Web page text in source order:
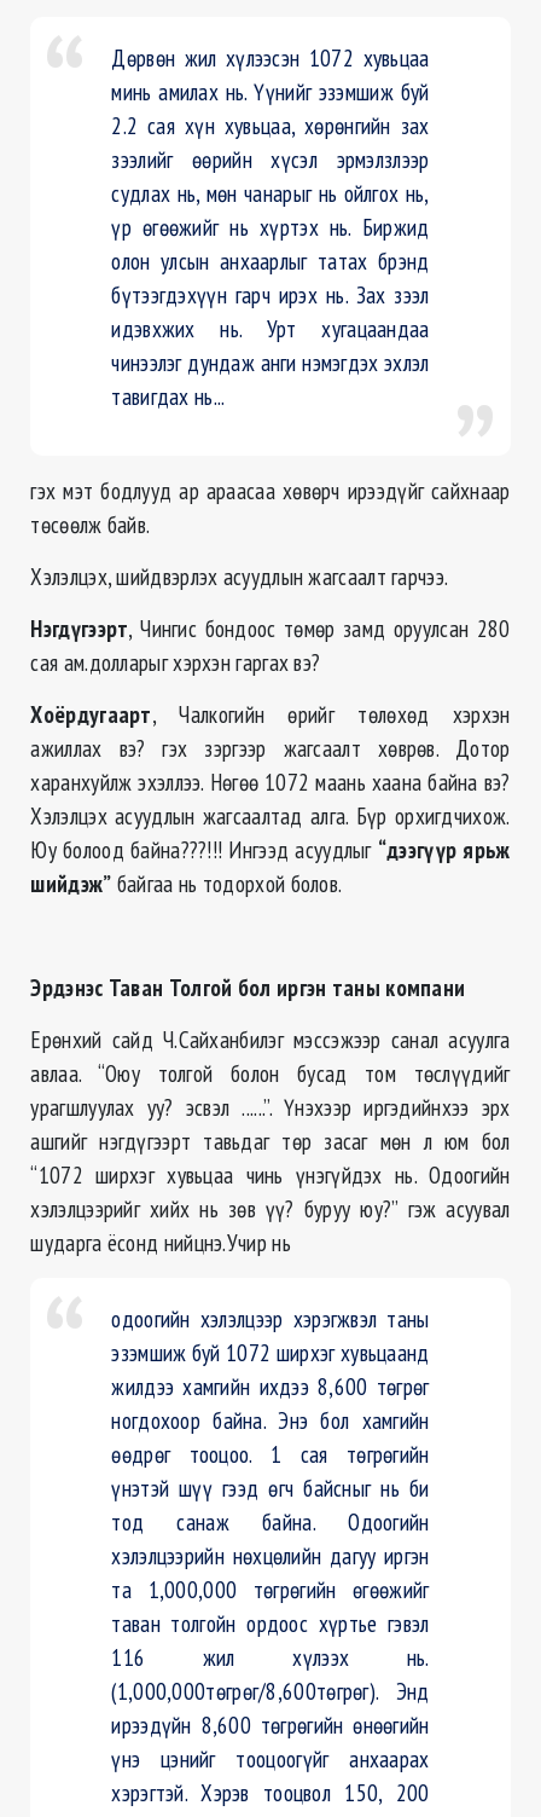
Дөрвөн жил хүлээсэн 1072 хувьцаа
минь амилах нь. Үүнийг эзэмшиж буй
2.2 сая хүн хувьцаа, хөрөнгийн зах
зээлийг өөрийн хүсэл эрмэлзлээр
судлах нь, мөн чанарыг нь ойлгох нь,
үр өгөөжийг нь хүртэх нь. Биржид
олон улсын анхаарлыг татах брэнд
бүтээгдэхүүн гарч ирэх нь. Зах зээл
идэвхжих нь. Урт хугацаандаа
чинээлэг дундаж анги нэмэгдэх эхлэл
тавигдах нь...
гэх мэт бодлууд ар араасаа хөвөрч ирээдүйг сайхнаар
төсөөлж байв.
Хэлэлцэх, шийдвэрлэх асуудлын жагсаалт гарчээ.
Нэгдүгээрт, Чингис бондоос төмөр замд оруулсан 280
сая ам.долларыг хэрхэн гаргах вэ?
Хоёрдугаарт, Чалкогийн өрийг төлөхөд хэрхэн
ажиллах вэ? гэх зэргээр жагсаалт хөврөв. Дотор
харанхуйлж эхэллээ. Нөгөө 1072 маань хаана байна вэ?
Хэлэлцэх асуудлын жагсаалтад алга. Бүр орхигдчихож.
Юу болоод байна???!!! Ингээд асуудлыг “дээгүүр ярьж
шийдэж” байгаа нь тодорхой болов.
Эрдэнэс Таван Толгой бол иргэн таны компани
Ерөнхий сайд Ч.Сайханбилэг мэссэжээр санал асуулга
авлаа. “Оюу толгой болон бусад том төслүүдийг
урагшлуулах уу? эсвэл ......”. Үнэхээриргэдийнхээ эрх
ашгийг нэгдүгээрт тавьдаг төр засаг мөн л юм бол
“1072 ширхэг хувьцаа чинь үнэгүйдэх нь. Одоогийн
хэлэлцээрийг хийх нь зөв үү? буруу юу?” гэж асуувал
шударга ёсонд нийцнэ.Учир нь
одоогийн хэлэлцээр хэрэгжвэл таны
эзэмшиж буй 1072 ширхэг хувьцаанд
жилдээ хамгийн ихдээ 8,600 төгрөг
ногдохоор байна. Энэ бол хамгийн
өөдрөг тооцоо. 1 сая төгрөгийн
үнэтэй шүү гээд өгч байсныг нь би
тод санаж байна. Одоогийн
хэлэлцээрийн нөхцөлийн дагуу иргэн
та 1,000,000 төгрөгийн өгөөжийг
таван толгойн ордоос хүртье гэвэл
116 жил хүлээх нь.
(1,000,000төгрөг/8,600төгрөг). Энд
ирээдүйн 8,600 төгрөгийн өнөөгийн
үнэ цэнийг тооцоогүйг анхаарах
хэрэгтэй. Хэрэв тооцвол 150, 200